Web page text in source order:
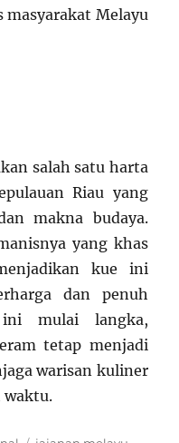
Melayu
salah satu harta
Riau yang
makna budaya.
yang khas
kue ini
dan penuh
mulai langka,
tetap menjadi
warisan kuliner
waktu.